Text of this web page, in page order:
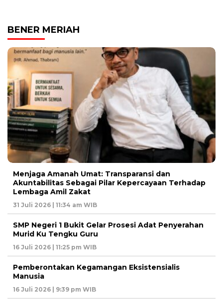
BENER MERIAH
Menjaga Amanah Umat: Transparansi dan
Akuntabilitas Sebagai Pilar Kepercayaan Terhadap
Lembaga Amil Zakat
31 Juli 2026 | 11:34 am WIB
SMP Negeri 1 Bukit Gelar Prosesi Adat Penyerahan
Murid Ku Tengku Guru
16 Juli 2026 | 11:25 pm WIB
Pemberontakan Kegamangan Eksistensialis
Manusia
16 Juli 2026 | 9:39 pm WIB